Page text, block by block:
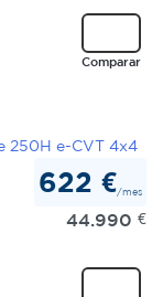
Comparar
622 €/mes
44.990 €